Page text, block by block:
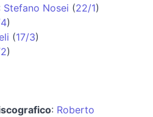
Stefano Nosei (22/1)
)
(17/3)
)
: Roberto